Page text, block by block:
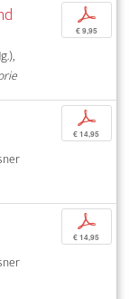
p
€ 9,95
p
€ 14,95
p
€ 14,95